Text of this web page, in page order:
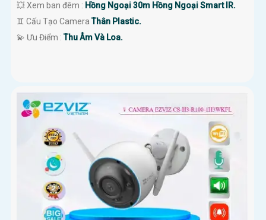
💥 Xem ban đêm : Hồng Ngoại 30m Hồng Ngoại Smart IR.
♊ Cấu Tạo CameraThân Plastic.
️💫 Ưu Điểm :Thu Âm Và Loa.